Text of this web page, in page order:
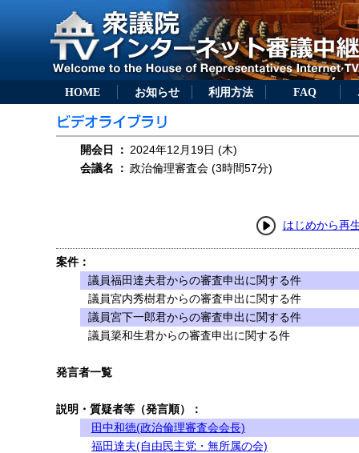
HOME お知らせ 利用方法 FAQ
開会日 ： 2024年12月19日 (木)
会議名
： 政治倫理審査会 (3時間57分)
はじめから再
案件：
議員福田達夫君からの審査申出に関する件
議員宮内秀樹君からの審査申出に関する件
議員宮下一郎君からの審査申出に関する件
議員簗和生君からの審査申出に関する件
発言者一覧
説明・質疑者等（発言順）：
田中和徳(政治倫理審査会会長)
福田達夫(自由民主党・無所属の会)